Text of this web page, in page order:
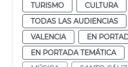
TURISMO
CULTURA
TODAS LAS AUDIENCIAS
VALENCIA
EN
EN PORTADA TEMÁTICA